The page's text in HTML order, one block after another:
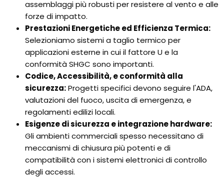
assemblaggi più robusti per resistere al vento e alle
forze di impatto.
Prestazioni Energetiche ed Efficienza Termica:
Selezioniamo sistemi a taglio termico per
applicazioni esterne in cui il fattore U e la
conformità SHGC sono importanti.
Codice, Accessibilità, e conformità alla
sicurezza:Progetti specifici devono seguire l'ADA,
valutazioni del fuoco, uscita di emergenza, e
regolamenti edilizi locali.
Esigenze di sicurezza e integrazione hardware:
Gli ambienti commerciali spesso necessitano di
meccanismi di chiusura più potenti e di
compatibilità con i sistemi elettronici di controllo
degli accessi.